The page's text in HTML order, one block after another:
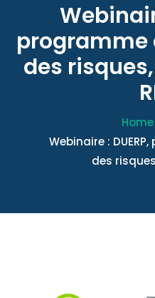
programme
des
Home
Webinaire :
des